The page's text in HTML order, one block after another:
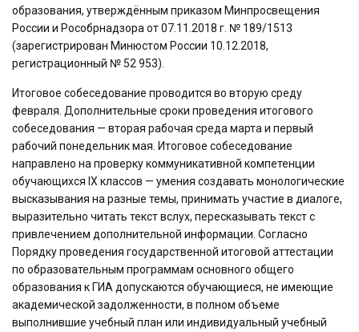
образования, утверждённым приказом Минпросвещения
России и Рособрнадзора от 07.11.2018 г. № 189/1513
(зарегистрирован Минюстом России 10.12.2018,
регистрационный № 52 953).
Итоговое собеседование проводится во вторую среду
февраля. Дополнительные сроки проведения итогового
собеседования — вторая рабочая среда марта и первый
рабочий понедельник мая. Итоговое собеседование
направлено на проверку коммуникативной компетенции
обучающихся IX классов — умения создавать монологические
высказывания на разные темы, принимать участие в диалоге,
выразительно читать текст вслух, пересказывать текст с
привлечением дополнительной информации. Согласно
Порядку проведения государственной итоговой аттестации
по образовательным программам основного общего
образования к ГИА допускаются обучающиеся, не имеющие
академической задолженности, в полном объеме
выполнившие учебный план или индивидуальный учебный